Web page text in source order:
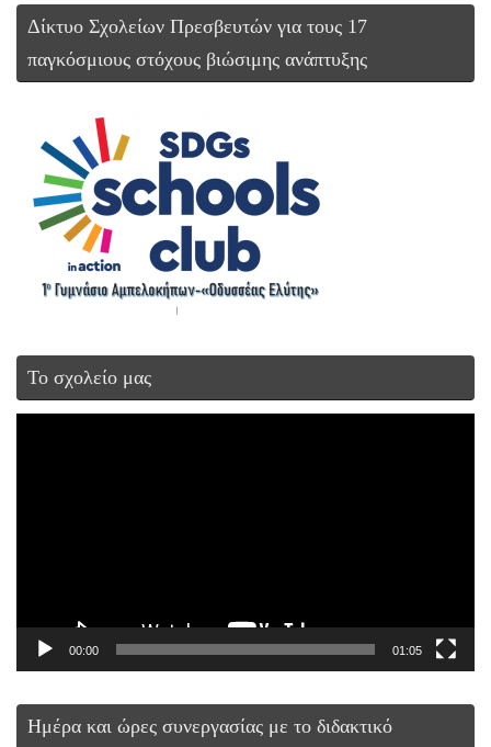
Δίκτυο Σχολείων Πρεσβευτών για τους 17
παγκόσμιους στόχους βιώσιμης ανάπτυξης
Το σχολείο μας
00:00 01:05
Ημέρα και ώρες συνεργασίας με το διδακτικό